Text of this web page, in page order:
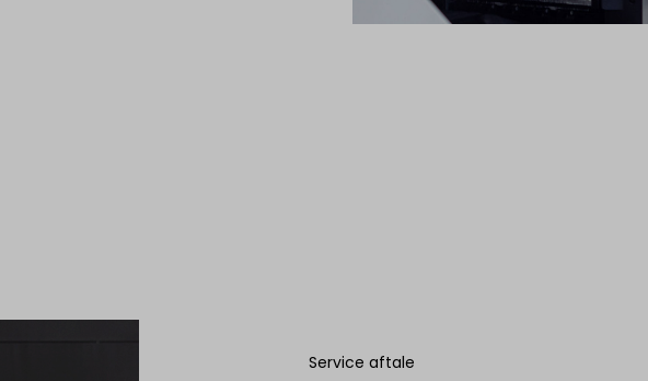
Service aftale